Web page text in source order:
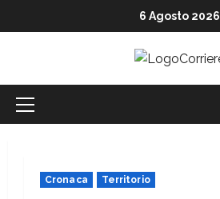
6 Agosto 2026
Cronaca Territorio